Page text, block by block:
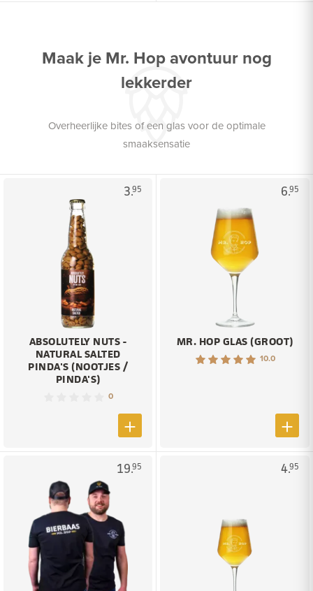
Maak je Mr. Hop avontuur nog
lekkerder
Overheerlijke bites of een glas voor de optimale
smaaksensatie
3.95
ABSOLUTELY NUTS -
NATURAL SALTED
PINDA'S (NOOTJES /
PINDA'S)
0
6.95
MR. HOP GLAS (GROOT)
10.0
19.95 4.95